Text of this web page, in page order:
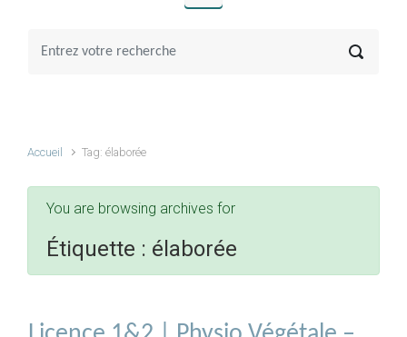
Accueil Tag: élaborée
You are browsing archives for
Étiquette : élaborée